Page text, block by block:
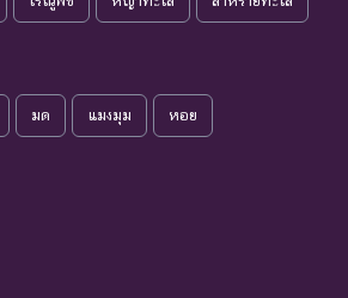
มด แมงมุม หอย